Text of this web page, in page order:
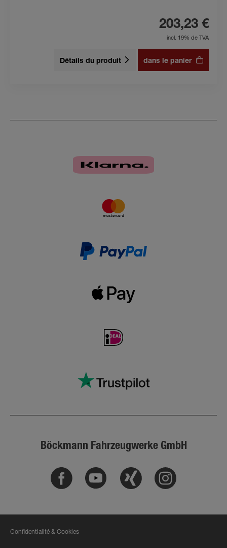
203,23 €
incl. 19% de TVA
Détails du produit dans le panier
Böckmann Fahrzeugwerke GmbH
Facebook Youtube Xing Instagram
Confidentialité & Cookies